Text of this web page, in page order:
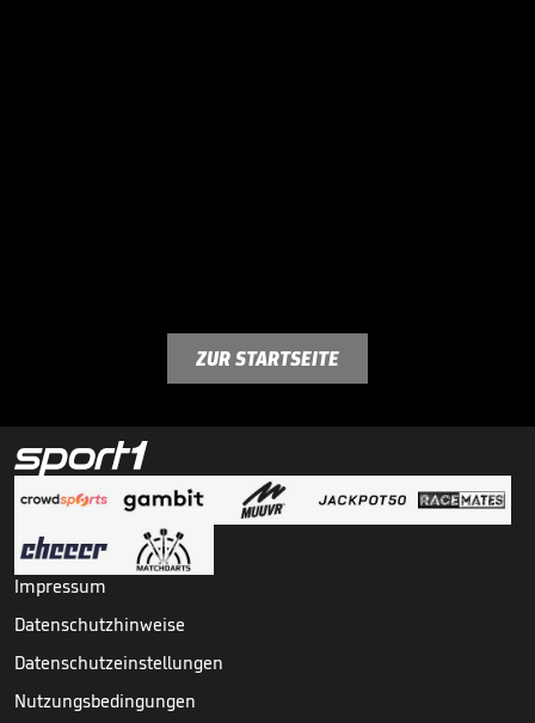
ZUR STARTSEITE
Impressum
Datenschutzhinweise
Datenschutzeinstellungen
Nutzungsbedingungen